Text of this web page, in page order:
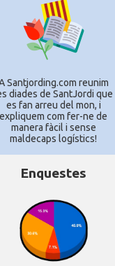
Santjording.com reunim
diades de SantJordi que
es fan arreu del mon, i
expliquem com fer-ne de
manera fàcil i sense
maldecaps logí­stics!
Enquestes